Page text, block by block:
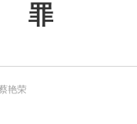
罪
艳荣